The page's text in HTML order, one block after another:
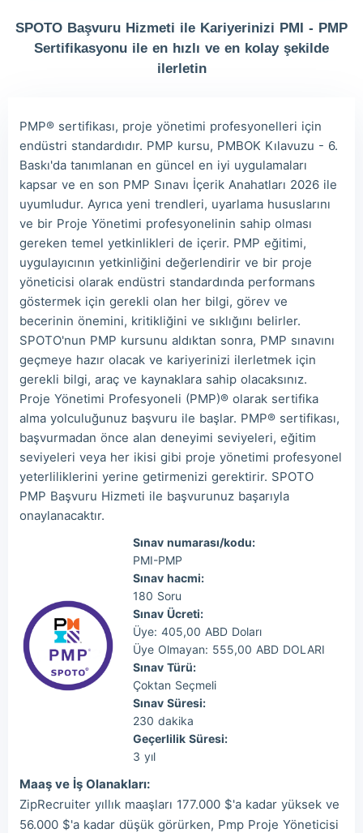
Owe*** 2026/08/08 order PMI ***
The*** 2026/08/08 order PMI ***
Luc*** 2026/08/08 order PMI ***
Mas*** 2026/08/08 order PMI ***
SPOTO Başvuru Hizmeti ile Kariyerinizi PMI - PMP
Sertifikasyonu ile en hızlı ve en kolay şekilde
ilerletin
PMP® sertifikası, proje yönetimi profesyonelleri için
endüstri standardıdır. PMP kursu, PMBOK Kılavuzu - 6.
Baskı'da tanımlanan en güncel en iyi uygulamaları
kapsar ve en son PMP Sınavı İçerik Anahatları 2026 ile
uyumludur. Ayrıca yeni trendleri, uyarlama hususlarını
ve bir Proje Yönetimi profesyonelinin sahip olması
gereken temel yetkinlikleri de içerir. PMP eğitimi,
uygulayıcının yetkinliğini değerlendirir ve bir proje
yöneticisi olarak endüstri standardında performans
göstermek için gerekli olan her bilgi, görev ve
becerinin önemini, kritikliğini ve sıklığını belirler.
SPOTO'nun PMP kursunu aldıktan sonra, PMP sınavını
geçmeye hazır olacak ve kariyerinizi ilerletmek için
gerekli bilgi, araç ve kaynaklara sahip olacaksınız.
Proje Yönetimi Profesyoneli (PMP)® olarak sertifika
alma yolculuğunuz başvuru ile başlar. PMP® sertifikası,
başvurmadan önce alan deneyimi seviyeleri, eğitim
seviyeleri veya her ikisi gibi proje yönetimi profesyonel
yeterliliklerini yerine getirmenizi gerektirir. SPOTO
PMP Başvuru Hizmeti ile başvurunuz başarıyla
onaylanacaktır.
Sınav numarası/kodu:
PMI-PMP
Sınav hacmi:
180 Soru
Sınav Ücreti:
Üye: 405,00 ABD Doları
Üye Olmayan: 555,00 ABD DOLARI
Sınav Türü:
Çoktan Seçmeli
Sınav Süresi:
230 dakika
Geçerlilik Süresi:
3 yıl
Maaş ve İş Olanakları:
ZipRecruiter yıllık maaşları 177.000 $'a kadar yüksek ve
56.000 $'a kadar düşük görürken, Pmp Proje Yöneticisi